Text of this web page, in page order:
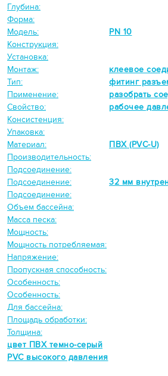
Глубина:
Форма:
Модель:
PN 10
Конструкция:
Установка:
Монтаж:
клеевое
Тип:
фитинг
Применение:
разобрать
Свойство:
рабочее
Консистенция:
Упаковка:
Материал:
ПВХ (PVC-U)
Производительность:
Подсоединение:
Подсоединение:
32 мм
Подсоединение:
Объем бассейна:
Масса песка:
Мощность:
Мощность потребляемая:
Напряжение:
Пропускная способность:
Особенность:
Особенность:
Для бассейна:
Площадь обработки:
Толщина:
цвет ПВХ темно-серый
PVC высокого давления